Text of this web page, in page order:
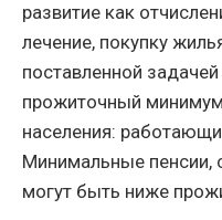
развитие как
лечение, покупку
поставленной
прожиточный
населения:
Минимальные пенсии,
могут быть ниже